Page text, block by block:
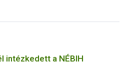
intézkedett a NÉBIH